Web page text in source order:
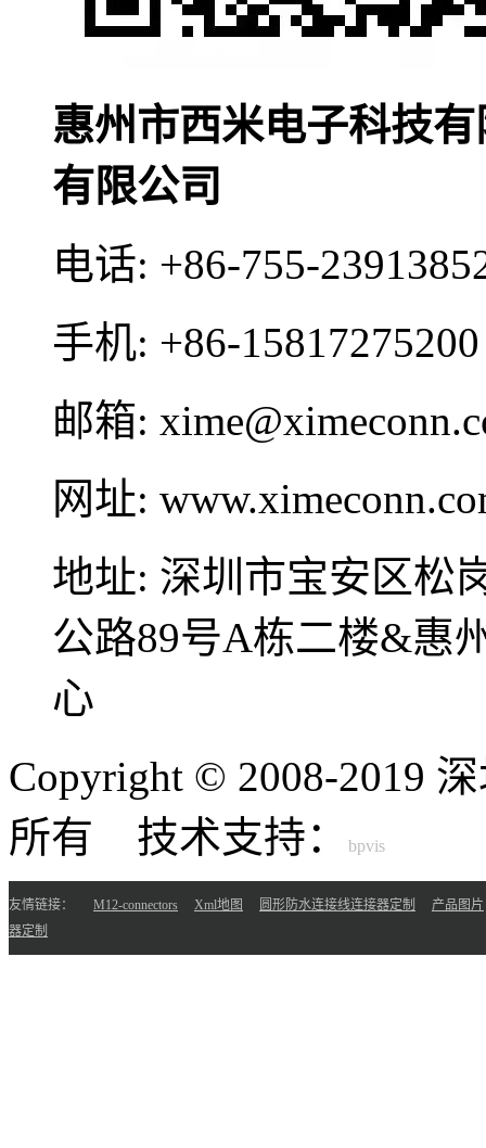
惠州市西米电子科技
有限公司
电话: +86-755-
手机: +86-15817275200
邮箱:
网址:
地址: 深圳市宝安区松
公路89号A栋二楼&惠
心
Copyright © 2008-2019
所有 技术支持：
友情链接： M12-connectors Xml地图 圆形防水连接线连接器定制
产品图片
器定制